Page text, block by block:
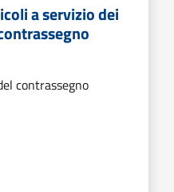
a servizio dei
contrassegno